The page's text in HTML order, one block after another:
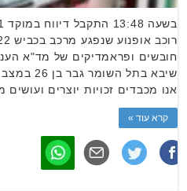
חובשים ופראמדיקים של מד"א
שיבא בתל
אנו מכבדים זכויות יוצרים
קרא עוד »